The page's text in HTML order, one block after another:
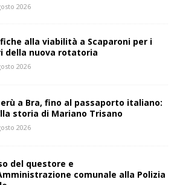
2026
alla viabilità a Scaparoni per i
della nuova rotatoria
2026
a Bra, fino al passaporto italiano:
storia di Mariano Trisano
2026
del questore e
comunale alla Polizia